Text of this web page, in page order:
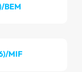
BEM
MIF